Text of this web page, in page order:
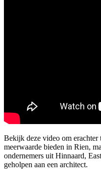
Bekijk deze video om
meerwaarde bieden in Rien,
ondernemers uit Hinnaard,
geholpen aan een architect.